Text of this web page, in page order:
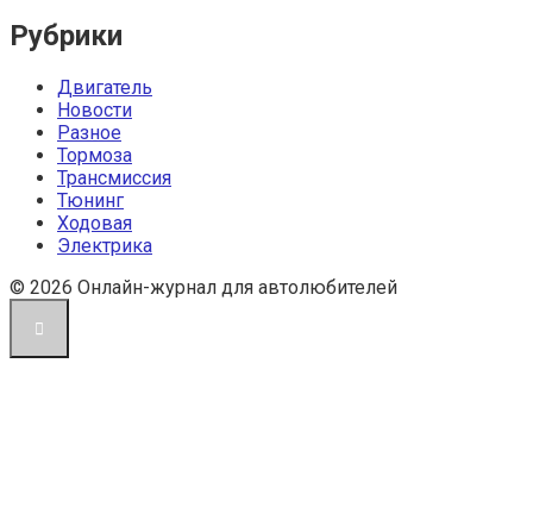
Рубрики
Двигатель
Новости
Разное
Тормоза
Трансмиссия
Тюнинг
Ходовая
Электрика
© 2026 Онлайн-журнал для автолюбителей